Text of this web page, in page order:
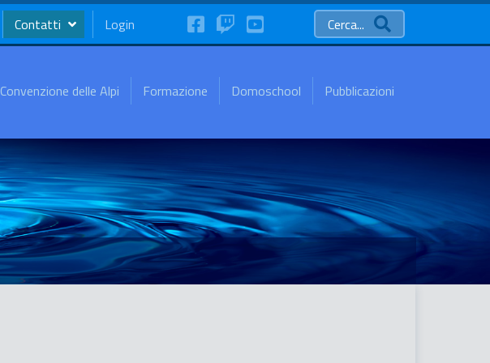
Contatti Login FaceBookTwitchYouTube Cerca...
Convenzione delle Alpi Formazione Domoschool Pubblicazioni